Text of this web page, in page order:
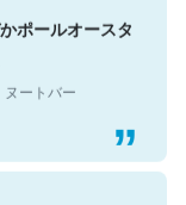
ポールオースタ